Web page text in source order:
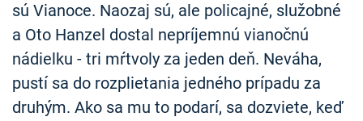
sú Vianoce. Naozaj sú, ale policajné, služobné
a Oto Hanzel dostal nepríjemnú vianočnú
nádielku - tri mŕtvoly za jeden deň. Neváha,
pustí sa do rozplietania jedného prípadu za
druhým. Ako sa mu to podarí, sa dozviete, keď